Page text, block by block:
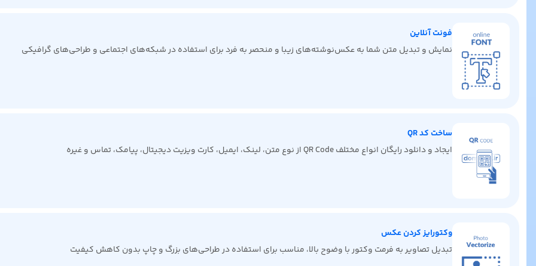
فونت آنلاین
نمایش و تبدیل متن شما به عکس‌نوشته‌های زیبا و منحصر به فرد برای استفاده در شبکه‌های اجتماعی و طراحی‌های گرافیکی
ساخت کد QR
ایجاد و دانلود رایگان انواع مختلف QR Code از نوع متن، لینک، ایمیل، کارت ویزیت دیجیتال، پیامک، تماس و غیره
وکتورایز کردن عکس
تبدیل تصاویر به فرمت وکتور با وضوح بالا، مناسب برای استفاده در طراحی‌های بزرگ و چاپ بدون کاهش کیفیت